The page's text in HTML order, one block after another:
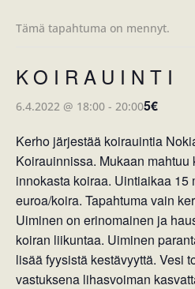
Tämä tapahtuma on mennyt.
KOIRAUINTI
6.4.2022 @ 18:00 - 20:005€
Kerho järjestää koirauintia
Koirauinnissa. Mukaan mahtuu
innokasta koiraa. Uintiaikaa 15
euroa/koira. Tapahtuma vain
Uiminen on erinomainen ja
koiran liikuntaa. Uiminen
lisää fyysistä kestävyyttä. Vesi
vastuksena lihasvoiman